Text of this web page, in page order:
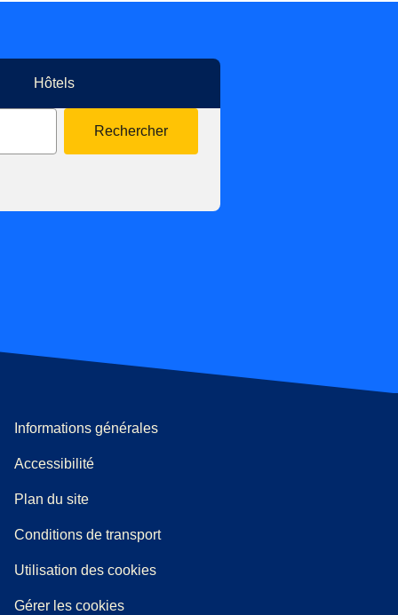
Hôtels
Rechercher
onglet)
Informations générales
Accessibilité
Plan du site
Conditions de transport
Utilisation des cookies
Gérer les cookies